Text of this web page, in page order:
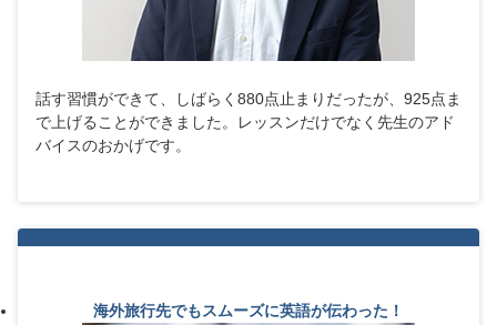
話す習慣ができて、しばらく880点止まりだったが、925点ま
で上げることができました。レッスンだけでなく先生のアド
バイスのおかげです。
海外旅行先でもスムーズに英語が伝わった！